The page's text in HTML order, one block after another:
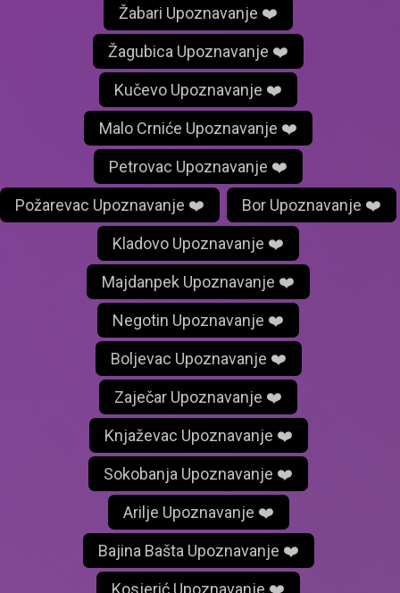
Žabari Upoznavanje ❤️
Žagubica Upoznavanje ❤️
Kučevo Upoznavanje ❤️
Malo Crniće Upoznavanje ❤️
Petrovac Upoznavanje ❤️
Požarevac Upoznavanje ❤️ Bor Upoznavanje ❤️
Kladovo Upoznavanje ❤️
Majdanpek Upoznavanje ❤️
Negotin Upoznavanje ❤️
Boljevac Upoznavanje ❤️
Zaječar Upoznavanje ❤️
Knjaževac Upoznavanje ❤️
Sokobanja Upoznavanje ❤️
Arilje Upoznavanje ❤️
Bajina Bašta Upoznavanje ❤️
Kosjerić Upoznavanje ❤️